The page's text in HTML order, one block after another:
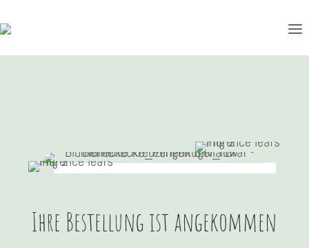
Ihre Bestellung ist angekommen